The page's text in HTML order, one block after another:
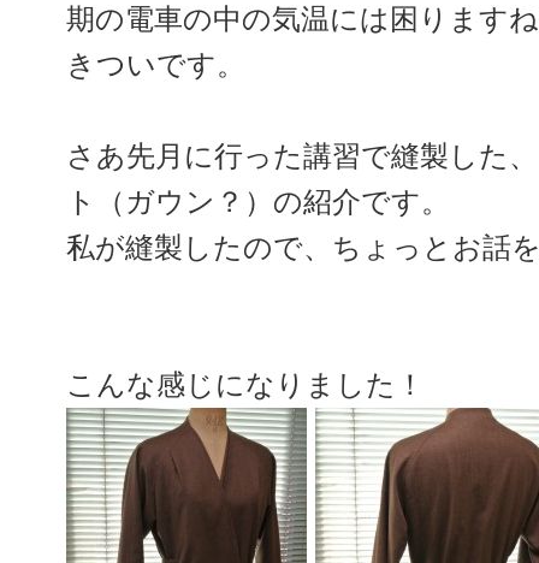
期の電車の中の気温には困ります
きついです。
さあ先月に行った講習で縫製した
ト（ガウン？）の紹介です。
私が縫製したので、ちょっとお話
こんな感じになりました！